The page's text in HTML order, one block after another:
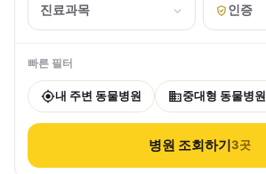
진료과목 인증
빠른 필터
내 주변 동물병원 중대형 동물병원
병원 조회하기3곳